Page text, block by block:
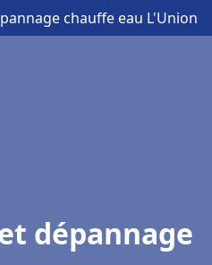
chauffe eau L'Union
dépannage